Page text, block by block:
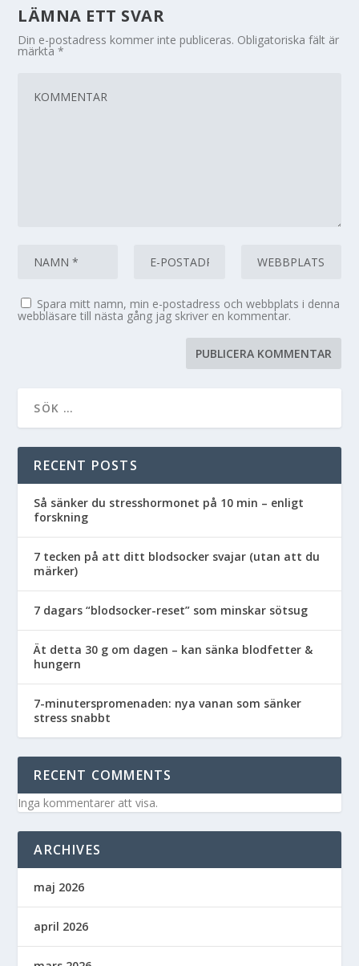
LÄMNA ETT SVAR
Din e-postadress kommer inte publiceras. Obligatoriska fält är
märkta*
Spara mitt namn, min e-postadress och webbplats i denna
webbläsare till nästa gång jag skriver en kommentar.
RECENT POSTS
Så sänker du stresshormonet på 10 min – enligt
forskning
7 tecken på att ditt blodsocker svajar (utan att du
märker)
7 dagars “blodsocker-reset” som minskar sötsug
Ät detta 30 g om dagen – kan sänka blodfetter &
hungern
7-minuterspromenaden: nya vanan som sänker
stress snabbt
RECENT COMMENTS
Inga kommentarer att visa.
ARCHIVES
maj 2026
april 2026